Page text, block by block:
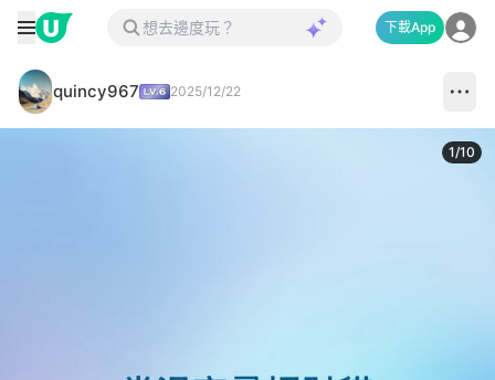
下載App
quincy967 2025/12/22
1/10